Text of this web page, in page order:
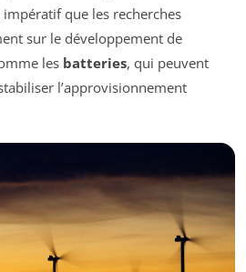
que les recherches
sur le développement de
les batteries, qui peuvent
l’approvisionnement